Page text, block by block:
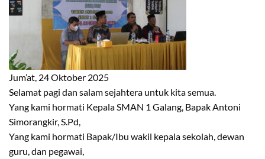
Jum’at, 24 Oktober 2025
Selamat pagi dan salam sejahtera untuk kita semua.
Yang kami hormati Kepala SMAN 1 Galang, Bapak Antoni
Simorangkir, S.Pd,
Yang kami hormati Bapak/Ibu wakil kepala sekolah, dewan
guru, dan pegawai,